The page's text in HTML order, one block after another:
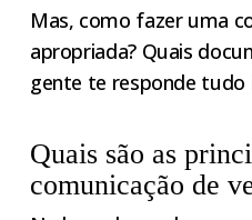
Mas, como fazer uma
apropriada? Quais
gente te responde tudo
Quais são as
comunicação de